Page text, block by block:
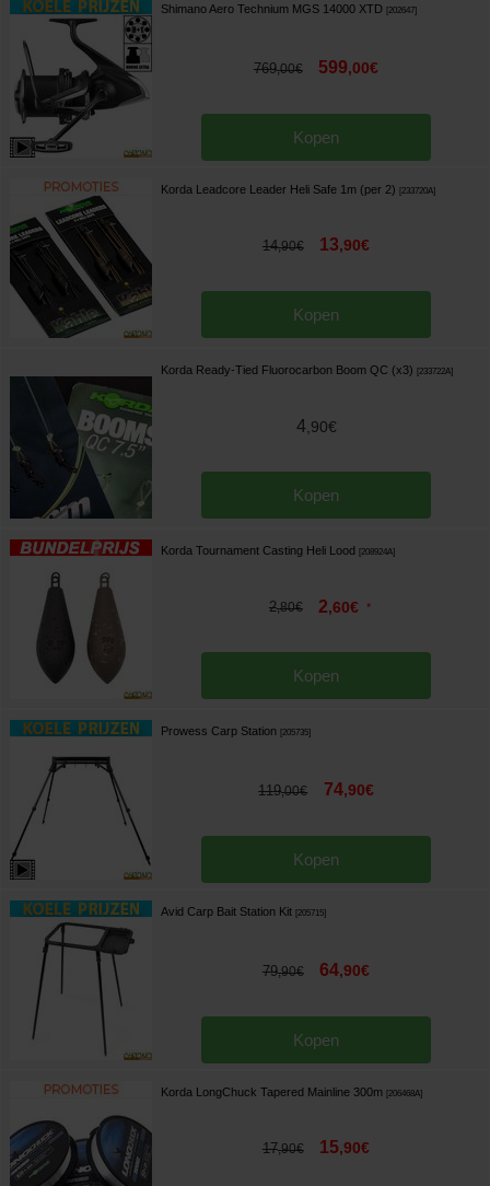
Shimano Aero Technium MGS 14000 XTD 202647]
769,00€ 599,00€
Kopen
Korda Leadcore Leader Heli Safe 1m (per 2) 233720A]
14,90€ 13,90€
Kopen
Korda Ready-Tied Fluorocarbon Boom QC (x3) 233722A]
4 90€
Kopen
Korda Tournament Casting Heli Lood 208924A]
2,80€ 2,60€ *
Kopen
Prowess Carp Station 205735]
119,00€ 74,90€
Kopen
Avid Carp Bait Station Kit 205715]
79,90€ 64,90€
Kopen
Korda LongChuck Tapered Mainline 300m 206468A]
17,90€ 15,90€